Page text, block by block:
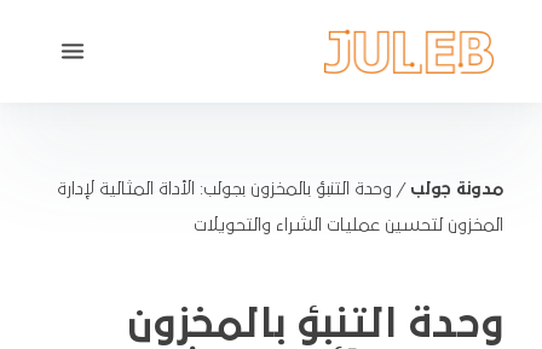
مدونة جولب / وحدة التنبؤ بالمخزون بجولب: الأداة المثالية لإدارة
المخزون لتحسين عمليات الشراء والتحويلات
وحدة التنبؤ بالمخزون